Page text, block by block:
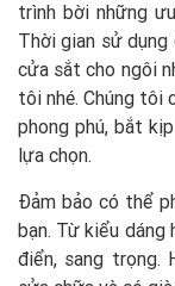
trình bời những
Thời gian sử dụng
cửa sắt cho ngôi
tôi nhé. Chúng tôi
phong phú, bắt
lựa chọn.
Đảm bảo có thể
bạn. Từ kiểu dáng
điển, sang trọng.